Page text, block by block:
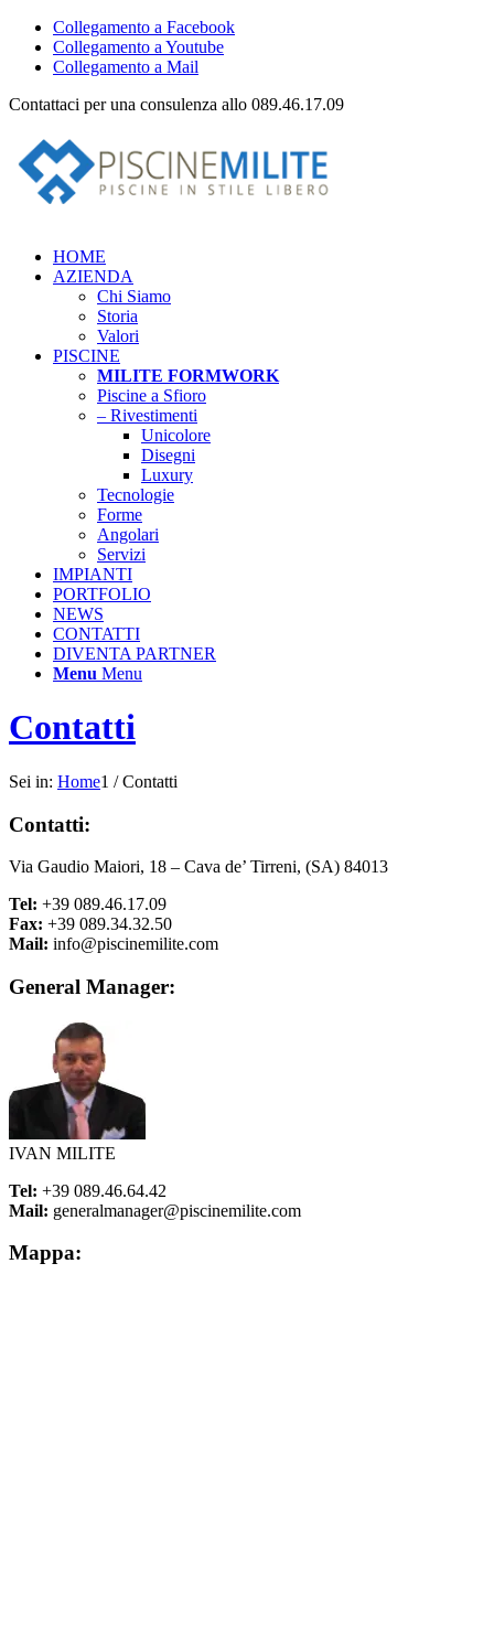
Collegamento a Facebook
Collegamento a Youtube
Collegamento a Mail
Contattaci per una consulenza allo 089.46.17.09
HOME
AZIENDA
Chi Siamo
Storia
Valori
PISCINE
MILITE FORMWORK
Piscine a Sfioro
– Rivestimenti
Unicolore
Disegni
Luxury
Tecnologie
Forme
Angolari
Servizi
IMPIANTI
PORTFOLIO
NEWS
CONTATTI
DIVENTA PARTNER
Menu Menu
Contatti
Sei in: Home1 / Contatti
Contatti:
Via Gaudio Maiori, 18 – Cava de’ Tirreni, (SA) 84013
Tel: +39 089.46.17.09
Fax: +39 089.34.32.50
Mail: info@piscinemilite.com
General Manager:
IVAN MILITE
Tel: +39 089.46.64.42
Mail: generalmanager@piscinemilite.com
Mappa: